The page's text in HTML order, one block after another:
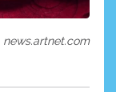
news.artnet.com